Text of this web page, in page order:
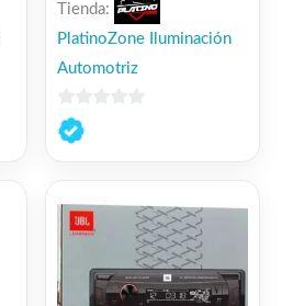
Tienda:
PlatinoZone Iluminación
Automotriz
0
de